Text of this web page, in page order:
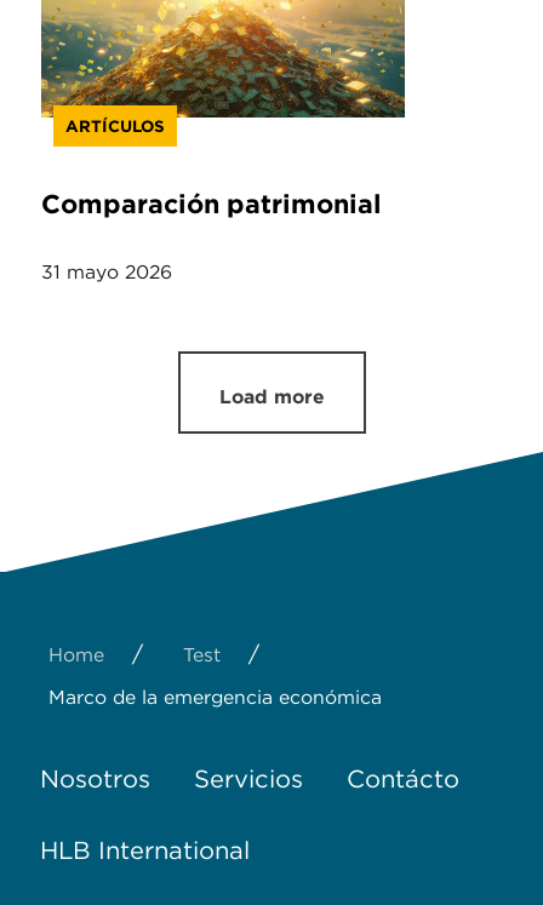
ARTÍCULOS
Comparación patrimonial
31 mayo 2026
Load more
Home / Test /
Marco de la emergencia económica
Nosotros Servicios Contácto
HLB International